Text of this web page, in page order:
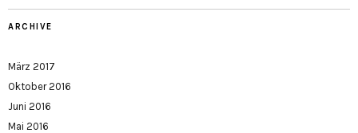
ARCHIVE
März 2017
Oktober 2016
Juni 2016
Mai 2016